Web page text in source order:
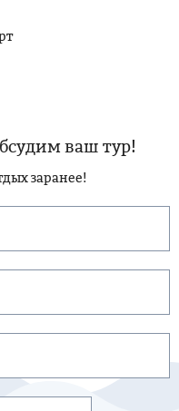
ваш тур!
заранее!